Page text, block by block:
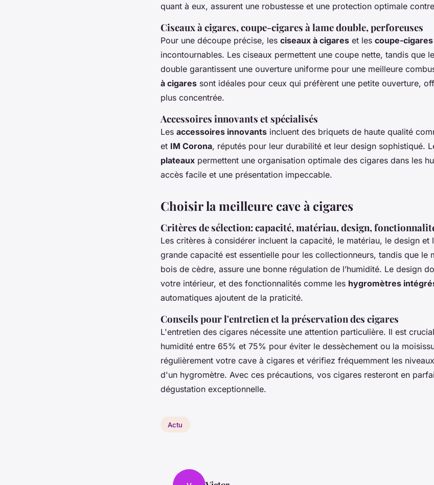
quant à eux, assurent une robustesse et une protection optimale
Ciseaux à cigares, coupe-cigares à lame double, perforeuses
Pour une découpe précise, les ciseaux à cigares et les coupe-
incontournables. Les ciseaux permettent une coupe nette, tandis que
double garantissent une ouverture uniforme pour une meilleure
à cigares sont idéales pour ceux qui préfèrent une petite ouverture,
plus concentrée.
Accessoires innovants et spécialisés
Les accessoires innovants incluent des briquets de haute qualité
et IM Corona, réputés pour leur durabilité et leur design sophistiqué.
plateaux permettent une organisation optimale des cigares dans les
accès facile et une présentation impeccable.
Choisir la meilleure cave à cigares
Critères de sélection: capacité, matériau, design,
Les critères à considérer incluent la capacité, le matériau, le design et
grande capacité est essentielle pour les collectionneurs, tandis que le
bois de cèdre, assure une bonne régulation de l’humidité. Le design
votre intérieur, et des fonctionnalités comme les hygromètres
automatiques ajoutent de la praticité.
Conseils pour l'entretien et la préservation des cigares
L'entretien des cigares nécessite une attention particulière. Il est
humidité entre 65% et 75% pour éviter le dessèchement ou la
régulièrement votre cave à cigares et vérifiez fréquemment les
d'un hygromètre. Avec ces précautions, vos cigares resteront en
dégustation exceptionnelle.
Actu